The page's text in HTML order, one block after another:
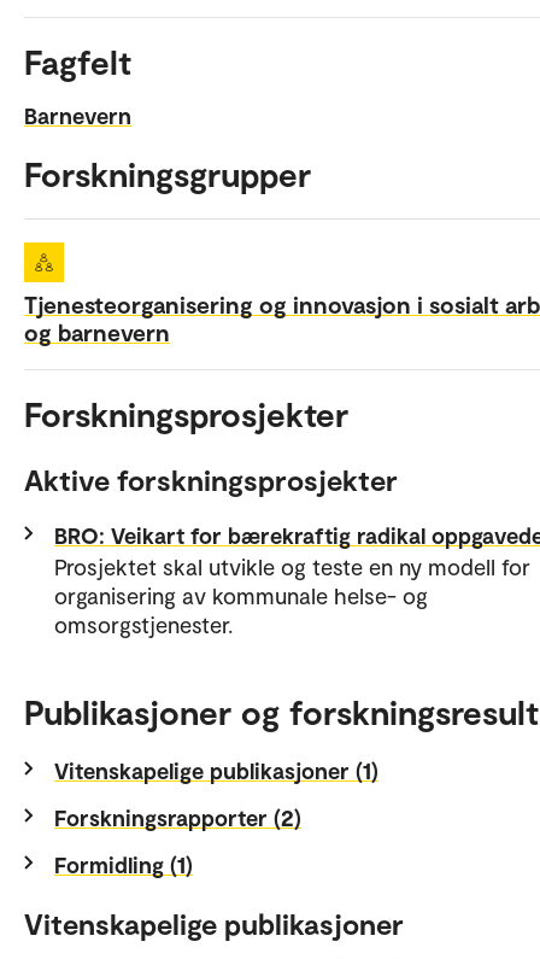
Fagfelt
Barnevern
Forskningsgrupper
Tjenesteorganisering og innovasjon i sosialt
og barnevern
Forskningsprosjekter
Aktive forskningsprosjekter
BRO: Veikart for bærekraftig radikal
Prosjektet skal utvikle og teste en ny modell for
organisering av kommunale helse- og
omsorgstjenester.
Publikasjoner og
Vitenskapelige publikasjoner (1)
Forskningsrapporter (2)
Formidling (1)
Vitenskapelige publikasjoner